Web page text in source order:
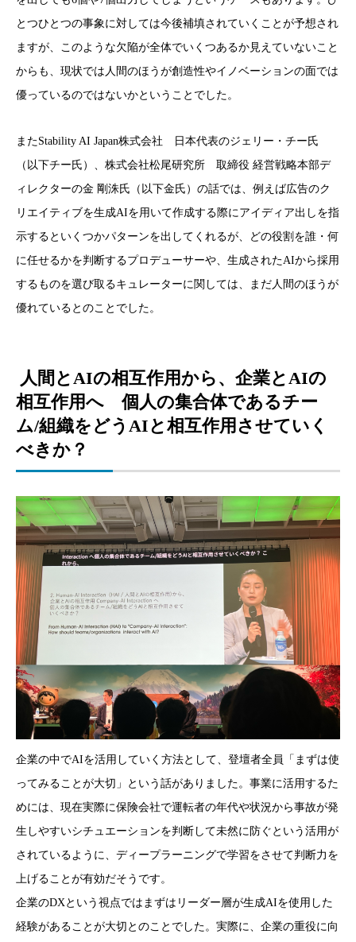
とつひとつの事象に対しては今後補填されていくことが予想され
ますが、このような欠陥が全体でいくつあるか見えていないこと
からも、現状では人間のほうが創造性やイノベーションの面では
優っているのではないかということでした。
またStability AI Japan株式会社 日本代表のジェリー・チー氏
（以下チー氏）、株式会社松尾研究所 取締役 経営戦略本部デ
ィレクターの金 剛洙氏（以下金氏）の話では、例えば広告のク
リエイティブを生成AIを用いて作成する際にアイディア出しを指
示するといくつかパターンを出してくれるが、どの役割を誰・何
に任せるかを判断するプロデューサーや、生成されたAIから採用
するものを選び取るキュレーターに関しては、まだ人間のほうが
優れているとのことでした。
人間とAIの相互作用から、企業とAIの
相互作用へ 個人の集合体であるチー
ム/組織をどうAIと相互作用させていく
べきか？
企業の中でAIを活用していく方法として、登壇者全員「まずは使
ってみることが大切」という話がありました。事業に活用するた
めには、現在実際に保険会社で運転者の年代や状況から事故が発
生しやすいシチュエーションを判断して未然に防ぐという活用が
されているように、ディープラーニングで学習をさせて判断力を
上げることが有効だそうです。
企業のDXという視点ではまずはリーダー層が生成AIを使用した
経験があることが大切とのことでした。実際に、企業の重役に向